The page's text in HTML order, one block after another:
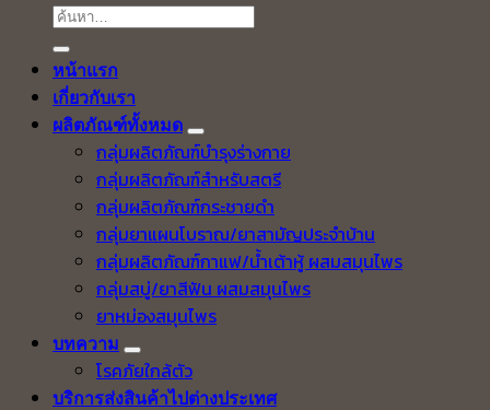
ค้นหา:
หน้าแรก
เกี่ยวกับเรา
ผลิตภัณฑ์ทั้งหมด
กลุ่มผลิตภัณฑ์บำรุงร่างกาย
กลุ่มผลิตภัณฑ์สำหรับสตรี
กลุ่มผลิตภัณฑ์กระชายดำ
กลุ่มยาแผนโบราณ/ยาสามัญประจำบ้าน
กลุ่มผลิตภัณฑ์กาแฟ/น้ำเต้าหู้ ผสมสมุนไพร
กลุ่มสบู่/ยาสีฟัน ผสมสมุนไพร
ยาหม่องสมุนไพร
บทความ
โรคภัยใกล้ตัว
บริการส่งสินค้าไปต่างประเทศ